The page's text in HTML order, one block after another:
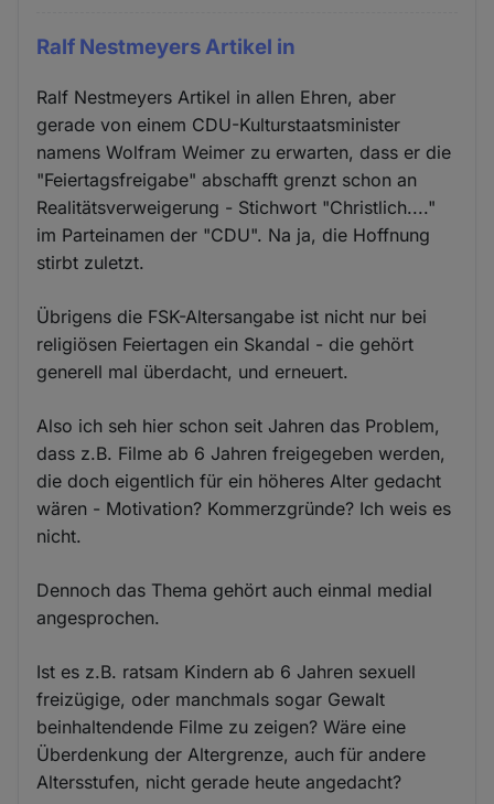
Ralf Nestmeyers Artikel in
Ralf Nestmeyers Artikel in allen Ehren, aber
gerade von einem CDU-Kulturstaatsminister
namens Wolfram Weimer zu erwarten, dass er die
"Feiertagsfreigabe" abschafft grenzt schon an
Realitätsverweigerung - Stichwort "Christlich...."
im Parteinamen der "CDU". Na ja, die Hoffnung
stirbt zuletzt.
Übrigens die FSK-Altersangabe ist nicht nur bei
religiösen Feiertagen ein Skandal - die gehört
generell mal überdacht, und erneuert.
Also ich seh hier schon seit Jahren das Problem,
dass z.B. Filme ab 6 Jahren freigegeben werden,
die doch eigentlich für ein höheres Alter gedacht
wären - Motivation? Kommerzgründe? Ich weis es
nicht.
Dennoch das Thema gehört auch einmal medial
angesprochen.
Ist es z.B. ratsam Kindern ab 6 Jahren sexuell
freizügige, oder manchmals sogar Gewalt
beinhaltendende Filme zu zeigen? Wäre eine
Überdenkung der Altergrenze, auch für andere
Altersstufen, nicht gerade heute angedacht?